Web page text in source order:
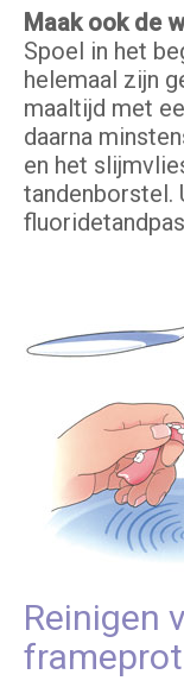
Maak ook de
Spoel in het
helemaal zijn
maaltijd met
daarna
en het
tandenborstel.
Reinigen